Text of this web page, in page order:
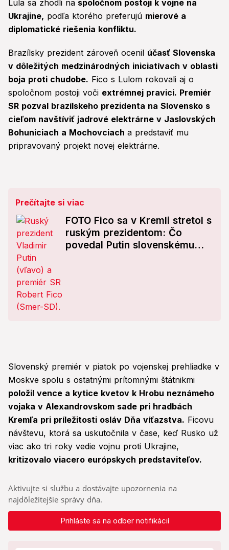
Lula sa zhodli na spoločnom postoji k vojne na
Ukrajine, podľa ktorého preferujú mierové a
diplomatické riešenia konfliktu.
Brazílsky prezident zároveň ocenil účasť Slovenska
v dôležitých medzinárodných iniciatívach v oblasti
boja proti chudobe. Fico s Lulom rokovali aj o
spoločnom postoji voči extrémnej pravici. Premiér
SR pozval brazílskeho prezidenta na Slovensko s
cieľom navštíviť jadrové elektrárne v Jaslovských
Bohuniciach a Mochovciach a predstaviť mu
pripravovaný projekt novej elektrárne.
Prečítajte si viac
FOTO Fico sa v Kremli stretol s
ruským prezidentom: Čo
povedal Putin slovenskému
Slovenský premiér v piatok po vojenskej prehliadke v
Moskve spolu s ostatnými prítomnými štátnikmi
položil vence a kytice kvetov k Hrobu neznámeho
vojaka v Alexandrovskom sade pri hradbách
Kremľa pri príležitosti osláv Dňa víťazstva. Ficovu
návštevu, ktorá sa uskutočnila v čase, keď Rusko už
viac ako tri roky vedie vojnu proti Ukrajine,
kritizovalo viacero európskych predstaviteľov.
Aktivujte si službu a dostávajte upozornenia na
najdôležitejšie správy dňa.
Prihláste sa na odber notifikácií